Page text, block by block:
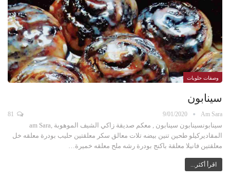
وصفات حلويات
سينابون
Am Sara
9/01/2020
سينابونسينابون سينابون , معكم صديقة زاكي الشيف الموهوبة ,am Sara
المقاديركيلو طحين تنين بيضه تلات معالق سكر معلقتين حليب بودرة معلقه خل
معلقتين فانيلا معلقة باكنج بودرة رشه ملح معلقه خميرة…
اقرأ أكثر...